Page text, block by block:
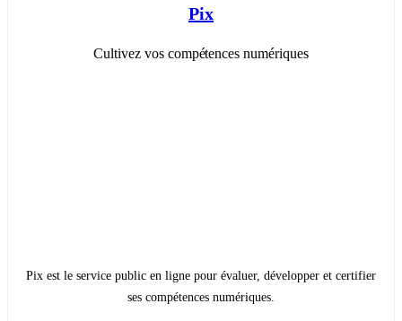
Pix
Cultivez vos compétences numériques
Pix est le service public en ligne pour évaluer, développer et certifier
ses compétences numériques.